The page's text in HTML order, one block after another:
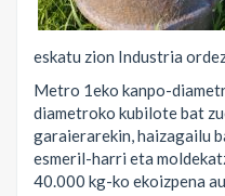
eskatu zion Industria
Metro 1eko kanpo-
diametroko kubilote bat
garaierarekin, haizagailu
esmeril-harri eta
40.000 kg-ko ekoizpena